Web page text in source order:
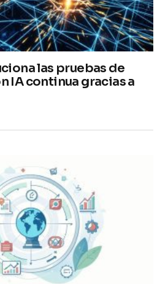
las pruebas de
IA continua gracias a